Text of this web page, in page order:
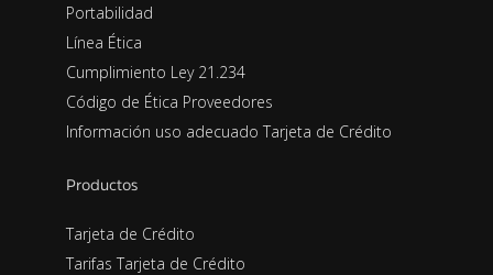
Portabilidad
Línea Ética
Cumplimiento Ley 21.234
Código de Ética Proveedores
Información uso adecuado Tarjeta de Crédito
Productos
Tarjeta de Crédito
Tarifas Tarjeta de Crédito